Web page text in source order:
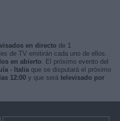
en directo de 1
de TV emitirán cada uno de ellos.
en abierto. El próximo evento del
- Italia que se disputará el próximo
12:00 y que será televisado por